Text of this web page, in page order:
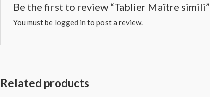
Be the first to review “Tablier Maître simili”
You must be logged in to post a review.
Related products